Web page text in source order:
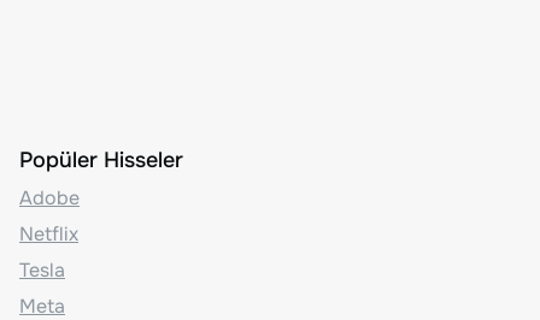
Popüler Hisseler
Adobe
Netflix
Tesla
Meta